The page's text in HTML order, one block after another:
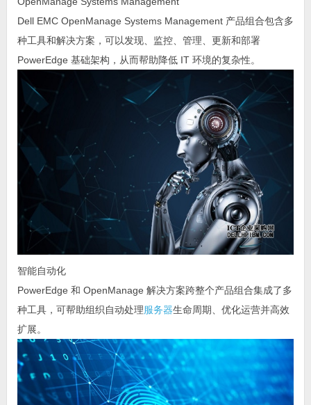
Dell EMC OpenManage Systems Management 产品组合包含多
种工具和解决方案，可以发现、监控、管理、更新和部署
PowerEdge 基础架构，从而帮助降低 IT 环境的复杂性。
智能自动化
PowerEdge 和 OpenManage 解决方案跨整个产品组合集成了多
种工具，可帮助组织自动处理服务器生命周期、优化运营并高效
扩展。